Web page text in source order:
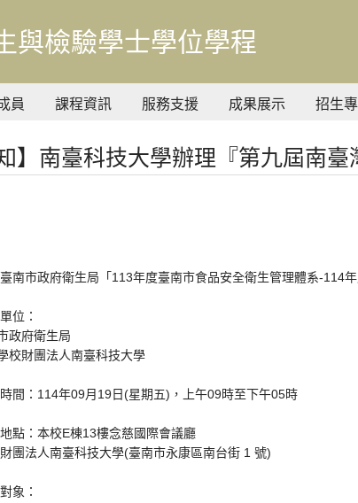
與檢驗學士學位學程
員 課程資訊 服務支援 成果展示 招生
】南臺科技大學辦理『第九屆南臺
南市政府衛生局「113年度臺南市食品安全衛生管理體系-114
位：
政府衛生局
校財團法人南臺科技大學
間：114年09月19日(星期五)，上午09時至下午05時
點：本校E棟13樓念慈國際會議廳
團法人南臺科技大學(臺南市永康區南台街 1 號)
象：